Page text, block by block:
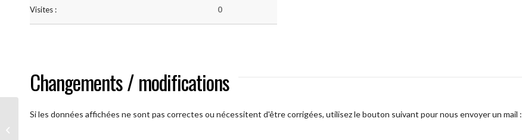
Visites : 0
Changements / modifications
Si les données affichées ne sont pas correctes ou nécessitent d'être corrigées, utilisez le bouton suivant pour nous envoyer un mail :